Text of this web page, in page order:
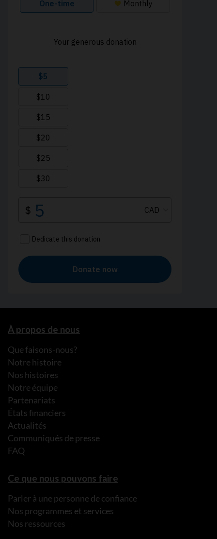
À propos de nous
Que faisons-nous?
Notre histoire
Nos histoires
Notre équipe
Partenariats
États financiers
Actualités
Communiqués de presse
FAQ
Ce que nous pouvons faire
Parler à une personne de confiance
Nos programmes et services
Nos ressources